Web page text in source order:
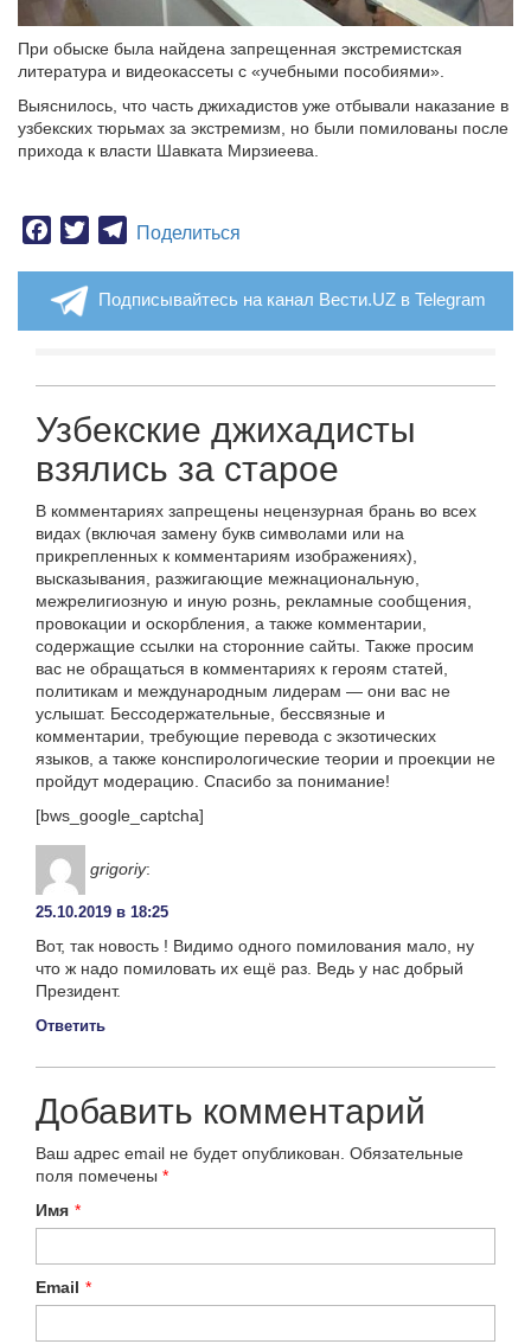
При обыске была найдена запрещенная экстремистская
литература и видеокассеты с «учебными пособиями».
Выяснилось, что часть джихадистов уже отбывали наказание в
узбекских тюрьмах за экстремизм, но были помилованы после
прихода к власти Шавката Мирзиеева.
Facebook
TwitterTelegram
Поделиться
Подписывайтесь на канал Вести.UZ в Telegram
Узбекские джихадисты
взялись за старое
В комментариях запрещены нецензурная брань во всех
видах (включая замену букв символами или на
прикрепленных к комментариям изображениях),
высказывания, разжигающие межнациональную,
межрелигиозную и иную рознь, рекламные сообщения,
провокации и оскорбления, а также комментарии,
содержащие ссылки на сторонние сайты. Также просим
вас не обращаться в комментариях к героям статей,
политикам и международным лидерам — они вас не
услышат. Бессодержательные, бессвязные и
комментарии, требующие перевода с экзотических
языков, а также конспирологические теории и проекции не
пройдут модерацию. Спасибо за понимание!
[bws_google_captcha]
grigoriy:
25.10.2019 в 18:25
Вот, так новость ! Видимо одного помилования мало, ну
что ж надо помиловать их ещё раз. Ведь у нас добрый
Президент.
Ответить
Добавить комментарий
Ваш адрес email не будет опубликован. Обязательные
поля помечены *
Имя *
Email *